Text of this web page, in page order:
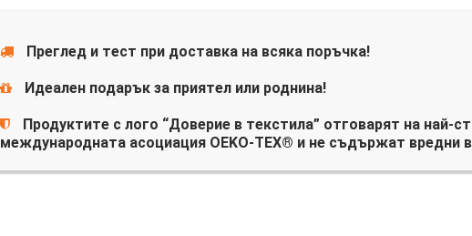
Преглед и тест при доставка на всяка поръчка!
Идеален подарък за приятел или роднина!
Продуктите с лого “Доверие в текстила” отговарят на най-
международната асоциация OEKO-TEX® и не съдържат вредни